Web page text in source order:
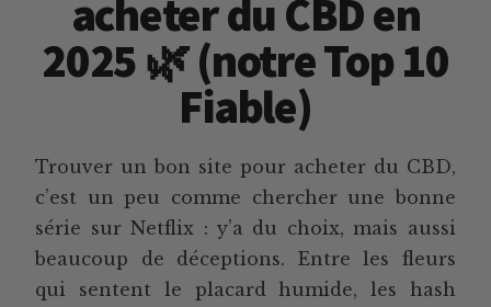
acheter du CBD en
2025 🌿 (notre Top 10
Fiable)
Trouver un bon site pour acheter du CBD,
c’est un peu comme chercher une bonne
série sur Netflix : y’a du choix, mais aussi
beaucoup de déceptions. Entre les fleurs
qui sentent le placard humide, les hash